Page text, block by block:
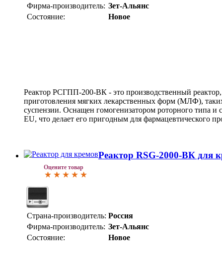
Фирма-производитель: Зет-Альянс
Состояние:
Новое
Реактор РСГПП-200-ВК - это производственный
приготовления мягких лекарственных форм (МЛФ),
суспензии. Оснащен гомогенизатором роторного типа и
EU, что делает его пригодным для фармацевтического
Оцените товар
Реактор RSG-2000-ВК для
Страна-производитель: Россия
Фирма-производитель: Зет-Альянс
Состояние:
Новое